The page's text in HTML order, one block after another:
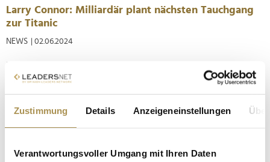
Zustimmung Details Anzeigeneinstellungen
Verantwortungsvoller Umgang mit Ihren Daten
Larry Connor: Milliardär plant nächsten Tauchgang
zur Titanic
NEWS | 02.06.2024
Der durch Immobilien zu Reichtum gelangte US-Amerikaner
will mit Triton Submarines ein Mini-Uboot entwickeln, das die
Beweis stellt. Das erste angepeilte Ziel ist dementsprechend
bewusst gewählt. Einer bekannten Online-Enzyklopädie
zufolge...